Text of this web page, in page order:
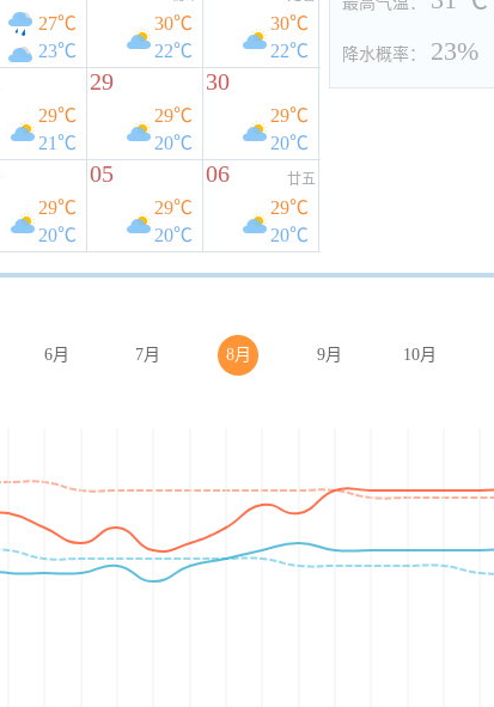
27℃
23℃
30℃
22℃
30℃
22℃
29℃
21℃
29
29℃
20℃
30
29℃
20℃
29℃
20℃
05
29℃
20℃
06 廿五
29℃
20℃
降水概率： 23%
6月 7月 8月 9月 10月